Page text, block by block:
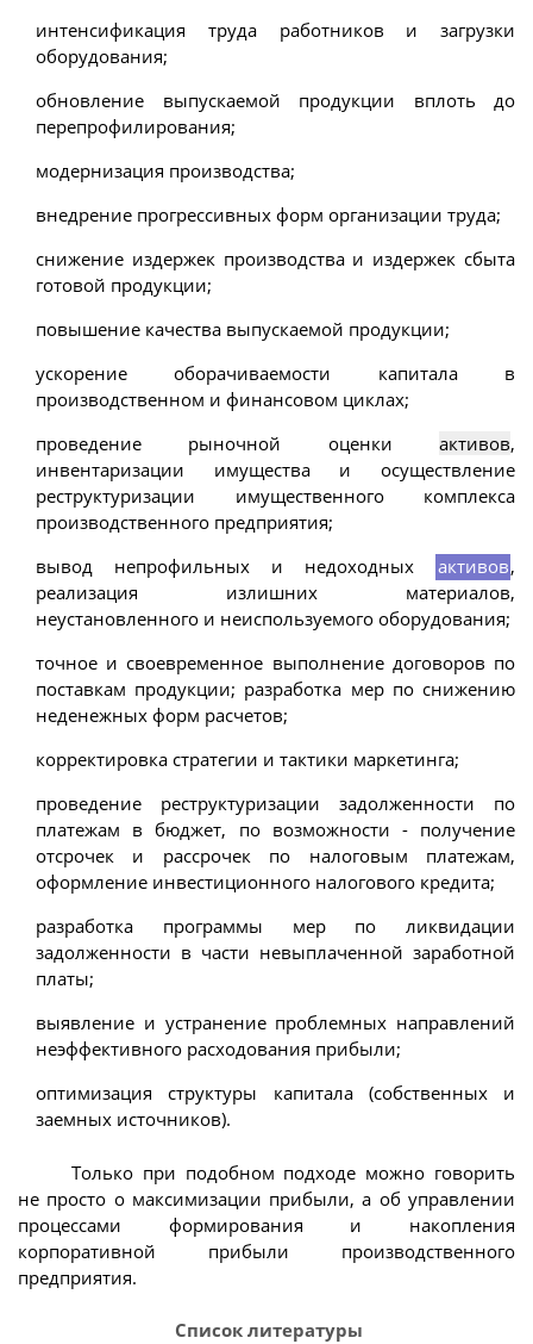
интенсификация труда работников и загрузки
оборудования;
обновление выпускаемой продукции вплоть до
перепрофилирования;
модернизация производства;
внедрение прогрессивных форм организации труда;
снижение издержек производства и издержек сбыта
готовой продукции;
повышение качества выпускаемой продукции;
ускорение оборачиваемости капитала в
производственном и финансовом циклах;
проведение рыночной оценки активов,
инвентаризации имущества и осуществление
реструктуризации имущественного комплекса
производственного предприятия;
вывод непрофильных и недоходных активов,
реализация излишних материалов,
неустановленного и неиспользуемого оборудования;
точное и своевременное выполнение договоров по
поставкам продукции; разработка мер по снижению
неденежных форм расчетов;
корректировка стратегии и тактики маркетинга;
проведение реструктуризации задолженности по
платежам в бюджет, по возможности - получение
отсрочек и рассрочек по налоговым платежам,
оформление инвестиционного налогового кредита;
разработка программы мер по ликвидации
задолженности в части невыплаченной заработной
платы;
выявление и устранение проблемных направлений
неэффективного расходования прибыли;
оптимизация структуры капитала (собственных и
заемных источников).
Только при подобном подходе можно говорить
не просто о максимизации прибыли, а об управлении
процессами формирования и накопления
корпоративной прибыли производственного
предприятия.
Список литературы